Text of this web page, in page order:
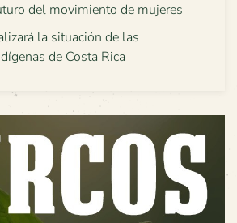
del movimiento de mujeres
la situación de las
de Costa Rica